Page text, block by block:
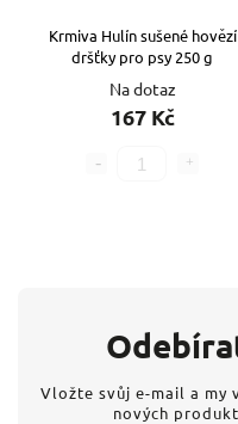
Krmiva Hulín sušené hovězí
dršťky pro psy 250 g
Na dotaz
167 Kč
Vložte svůj e-mail a my
nových